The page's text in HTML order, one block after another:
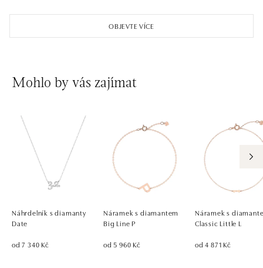
OBJEVTE VÍCE
Mohlo by vás zajímat
Náhrdelník s diamanty
Date
od 7 340 Kč
Náramek s diamantem
Big Line P
od 5 960 Kč
Náramek s
Classic Little L
od 4 871 Kč